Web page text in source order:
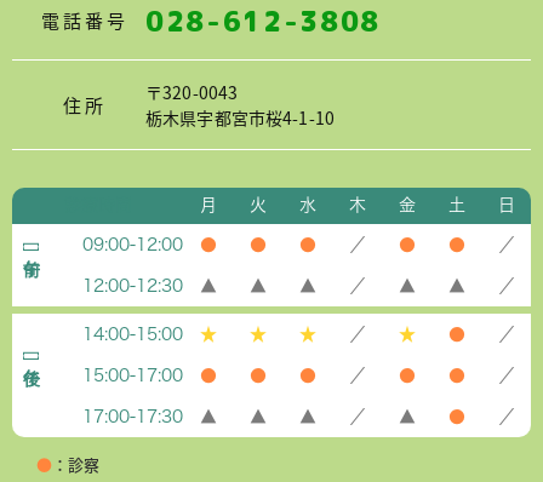
電話番号 028-612-3808
住所
〒320-0043
栃木県宇都宮市桜4-1-10
月 火 水 木 金 土 日
09:00-12:00 ● ● ● ／ ● ● ／
12:00-12:30 ▲ ▲ ▲ ／ ▲ ▲ ／
14:00-15:00 ★ ★ ★ ／ ★ ● ／
15:00-17:00 ● ● ● ／ ● ● ／
17:00-17:30 ▲ ▲ ▲ ／ ▲ ● ／
● ：診察